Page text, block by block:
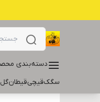
دسته‌بندی
سگکقیچیقیطانگل